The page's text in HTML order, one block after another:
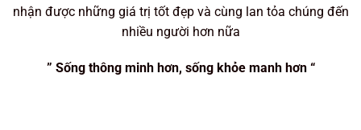
nhận được những giá trị tốt đẹp và cùng lan tỏa chúng đến
nhiều người hơn nữa
” Sống thông minh hơn, sống khỏe manh hơn “